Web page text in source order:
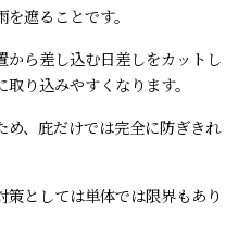
遮ることです。
ら差し込む日差しをカットし
り込みやすくなります。
、庇だけでは完全に防ぎきれ
策としては単体では限界もあり